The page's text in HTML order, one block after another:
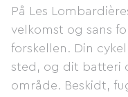
På Les
velkomst og sans
forskellen. Din
sted, og dit batteri
område. Beskidt,